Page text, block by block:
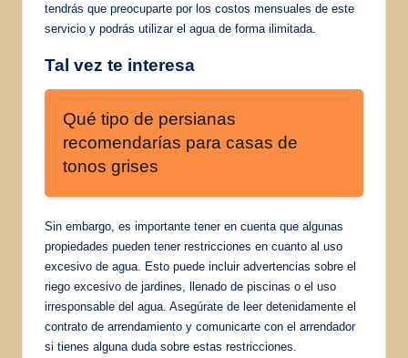
tendrás que preocuparte por los costos mensuales de este
servicio y podrás utilizar el agua de forma ilimitada.
Tal vez te interesa
Qué tipo de persianas
recomendarías para casas de
tonos grises
Sin embargo, es importante tener en cuenta que algunas
propiedades pueden tener restricciones en cuanto al uso
excesivo de agua. Esto puede incluir advertencias sobre el
riego excesivo de jardines, llenado de piscinas o el uso
irresponsable del agua. Asegúrate de leer detenidamente el
contrato de arrendamiento y comunicarte con el arrendador
si tienes alguna duda sobre estas restricciones.